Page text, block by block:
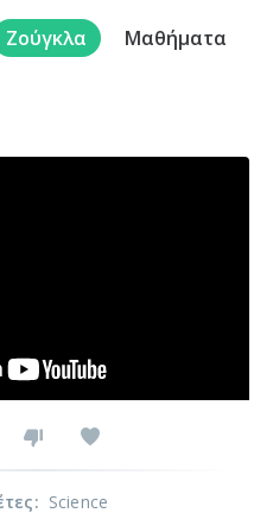
Ζούγκλα Μαθήματα
: Science